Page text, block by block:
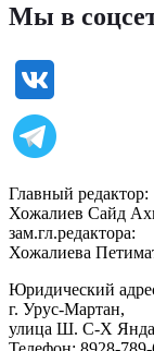
Мы в
Главный редактор:
Хожалиев Сайд
зам.гл.редактора:
Хожалиева
Юридический
г. Урус-Мартан,
улица Ш. С-Х